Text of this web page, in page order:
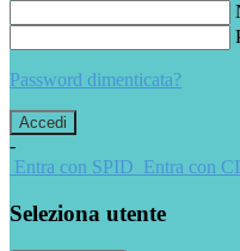
Password dimenticata?
-
Entra con SPID Entra con
Seleziona utente